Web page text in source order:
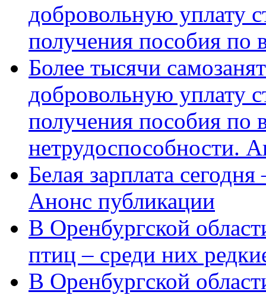
добровольную уплату
получения пособия по
Более тысячи
добровольную уплату
получения пособия по
нетрудоспособности.
Белая зарплата
Анонс публикации
В Оренбургской
птиц – среди них
В Оренбургской